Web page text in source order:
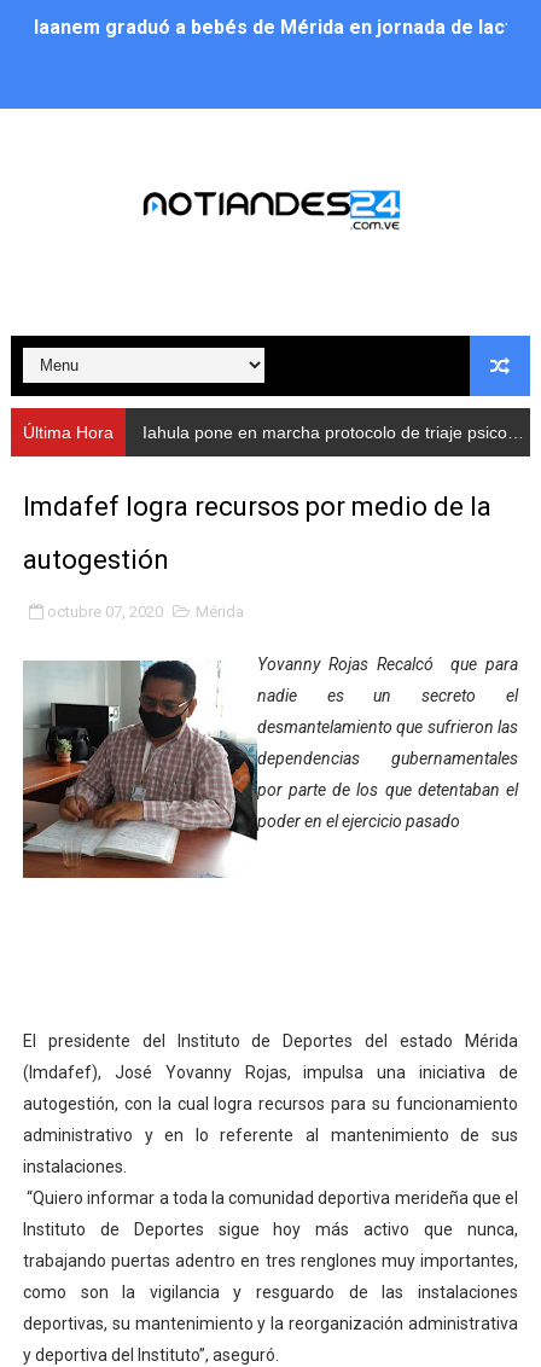
Iaanem graduó a bebés de Mérida en jornada de
Alcalde Nelson Álvarez llevó jornada recreativa a la
Nevado Gas optimiza servicio residencial en la
Balance semestral impulsa inclusión y atención a
Plan Vacacional Comunitario “Ríe 2026” recorre las
Alcaldía del Municipio Libertador realizó una jornada
Fundacite Mérida dicta taller gratuito de electrónica
INN-Mérida celebró el Lacto grado para promover el
Impulsan plan estratégico de seguridad ciudadana
Mérida impulsa desarrollo económico con taller de
Fomficc consolida alianzas e impulsa la economía
Niños de Estudiantes de Mérida sembraron 110
Expertos inspeccionan espacios del OAN para la
Dictan MasterClass en el marco del Encuentro LAGO
Campo Elías avanza con plan de asfaltado
Encuentro estadal fortalece la coordinación de
Gobernador Arnaldo Sánchez apadrina a más de 993
Plan Quirúrgico Regional llega a Pueblo Llano con la
Última Hora Iahula pone en marcha protocolo de triaje psicosocial para atender a rescatistas
Imdafef logra recursos por medio de la
autogestión
octubre 07, 2020 Mérida
Yovanny Rojas Recalcó que para
nadie es un secreto el
desmantelamiento que sufrieron las
dependencias gubernamentales
por parte de los que detentaban el
poder en el ejercicio pasado
El presidente del Instituto de Deportes del estado Mérida
(Imdafef), José Yovanny Rojas, impulsa una iniciativa de
autogestión, con la cual logra recursos para su funcionamiento
administrativo y en lo referente al mantenimiento de sus
instalaciones.
“Quiero informar a toda la comunidad deportiva merideña que el
Instituto de Deportes sigue hoy más activo que nunca,
trabajando puertas adentro en tres renglones muy importantes,
como son la vigilancia y resguardo de las instalaciones
deportivas, su mantenimiento y la reorganización administrativa
y deportiva del Instituto”, aseguró.